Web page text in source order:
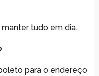
manter tudo em dia.
para o endereço